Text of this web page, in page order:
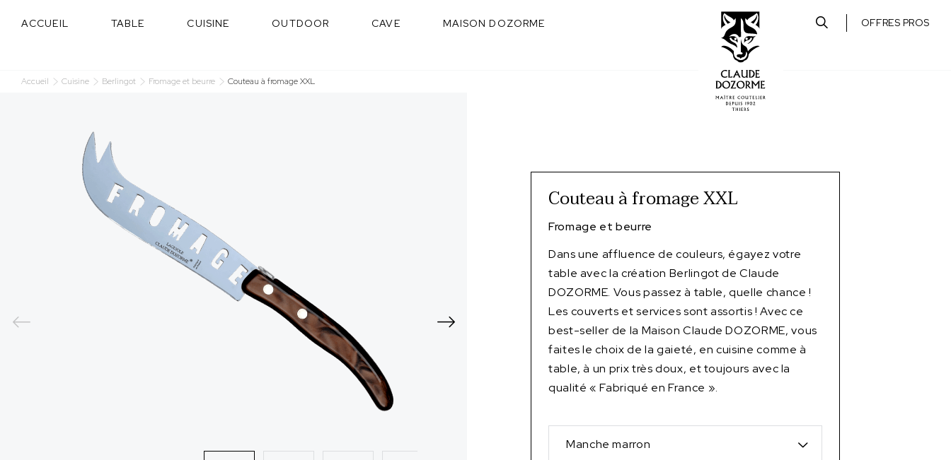
ACCUEIL TABLE CUISINE OUTDOOR CAVE MAISON DOZORME OFFRES PROS
Accueil Cuisine Berlingot Fromage et beurre Couteau à fromage XXL
Couteau à fromage XXL
Fromage et beurre
Dans une affluence de couleurs, égayez votre
table avec la création Berlingot de Claude
DOZORME. Vous passez à table, quelle chance !
Les couverts et services sont assortis ! Avec ce
best-seller de la Maison Claude DOZORME, vous
faites le choix de la gaieté, en cuisine comme à
table, à un prix très doux, et toujours avec la
qualité « Fabriqué en France ».
Manche marron